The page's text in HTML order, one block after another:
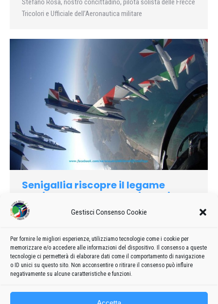
Gestisci Consenso Cookie
Per fornire le migliori esperienze, utilizziamo tecnologie come i cookie per
memorizzare e/o accedere alle informazioni del dispositivo. Il consenso a queste
tecnologie ci permetterà di elaborare dati come il comportamento di navigazione
o ID unici su questo sito. Non acconsentire o ritirare il consenso può influire
negativamente su alcune caratteristiche e funzioni.
Stefano Rosa, nostro concittadino, pilota solista delle Frecce
Tricolori e Ufficiale dell’Aeronautica militare
Senigallia riscopre il legame
storico con le Frecce Tricolori
2012 admin8235 26 Aprile 2019 Lascia un commento
coinvolse tre dei nostri migliori Piloti e decine di spettatori
che erano andati in aeroporto per divertirsi ed emozionarsi
alle acrobazie dei numerosi piloti partecipanti.